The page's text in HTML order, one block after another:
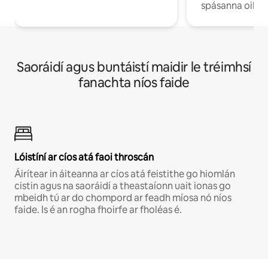
spásanna
Saoráidí agus buntáistí maidir le tréimhsí
fanachta níos faide
Lóistíní ar cíos atá faoi throscán
Áirítear in áiteanna ar cíos atá feistithe go hiomlán
cistin agus na saoráidí a theastaíonn uait ionas go
mbeidh tú ar do chompord ar feadh míosa nó níos
faide. Is é an rogha fhoirfe ar fholéas é.